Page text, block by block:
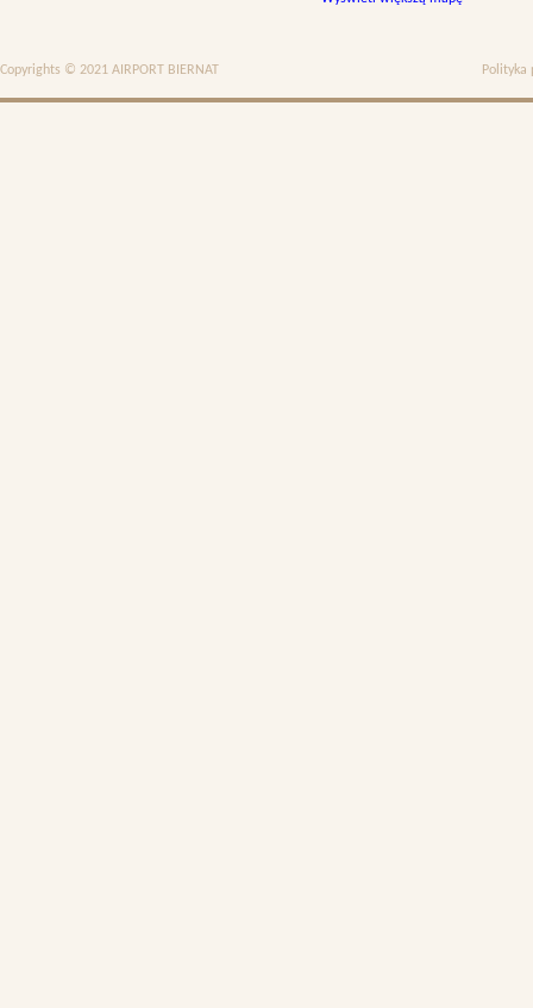
Copyrights © 2021 AIRPORT BIERNAT Polityka